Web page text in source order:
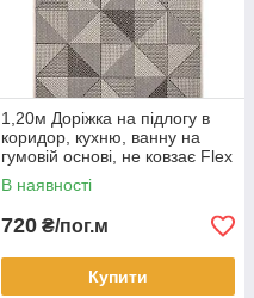
1,20м Доріжка на підлогу в
коридор, кухню, ванну на
гумовій основі, не ковзає Flex
1954/19
В наявності
720 ₴/пог.м
Купити